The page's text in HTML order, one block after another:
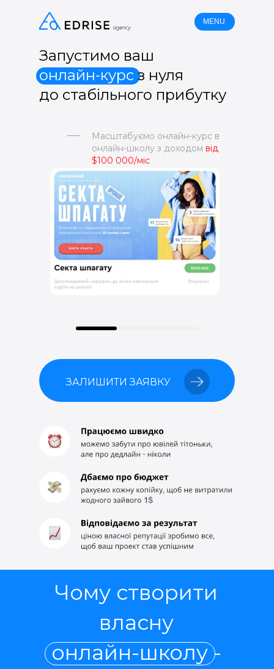
MENU
Запустимо ваш
онлайн-курсз нуля
до стабільного прибутку
Масштабуємо онлайн-курс в
онлайн-школу з доходом від
$100 000/міс
ЗАЛИШИТИ ЗАЯВКУ
Чому створити
власну
онлайн-школу -